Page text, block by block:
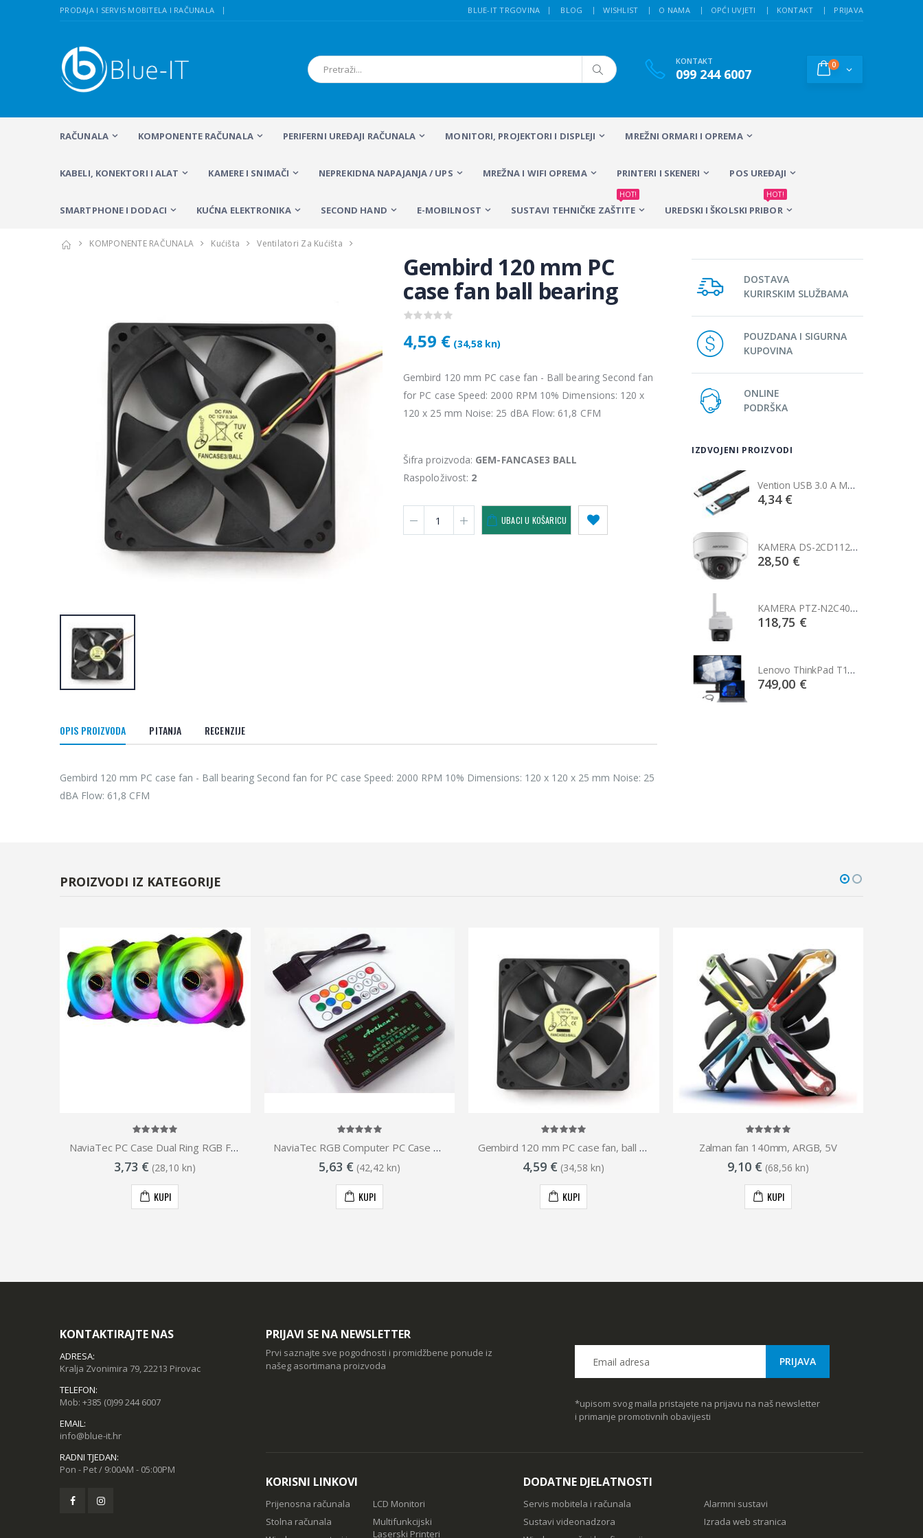
PRODAJA I SERVIS MOBITELA I RAČUNALA BLUE-IT TRGOVINA BLOG WISHLIST O NAMA OPĆI UVJETI KONTAKT PRIJAVA
KONTAKT
099 244 6007
0
RAČUNALA KOMPONENTE RAČUNALA PERIFERNI UREĐAJI RAČUNALA MONITORI, PROJEKTORI I DISPLEJI MREŽNI ORMARI I OPREMA
KABELI, KONEKTORI I ALAT KAMERE I SNIMAČI NEPREKIDNA NAPAJANJA / UPS MREŽNA I WIFI OPREMA PRINTERI I SKENERI POS UREĐAJI
SMARTPHONE I DODACI KUĆNA ELEKTRONIKA SECOND HAND E-MOBILNOST SUSTAVI TEHNIČKE ZAŠTITE
HOT!
UREDSKI I ŠKOLSKI PRIBOR
HOT!
KOMPONENTE RAČUNALA Kućišta Ventilatori Za Kućišta
Gembird 120 mm PC
case fan ball bearing
4,59 € (34,58 kn)
Gembird 120 mm PC case fan - Ball bearing Second fan
for PC case Speed: 2000 RPM 10% Dimensions: 120 x
120 x 25 mm Noise: 25 dBA Flow: 61,8 CFM
Šifra proizvoda: GEM-FANCASE3 BALL
Raspoloživost: 2
UBACI U KOŠARICU
OPIS PROIZVODA PITANJA RECENZIJE
Gembird 120 mm PC case fan - Ball bearing Second fan for PC case Speed: 2000 RPM 10% Dimensions: 120 x 120 x 25 mm Noise: 25
dBA Flow: 61,8 CFM
DOSTAVA
KURIRSKIM SLUŽBAMA
POUZDANA I SIGURNA
KUPOVINA
ONLINE
PODRŠKA
IZDVOJENI PROIZVODI
Vention USB 3.0 A Male to C Male Cable 1M Black
4,34 €
KAMERA DS-2CD1121-I(2.8mm)
28,50 €
KAMERA PTZ-N2C400I-W (2.8mm)
118,75 €
Lenovo ThinkPad T14s Gen2 i5-1145G7, 16GB, 256GB SSD + 24' 2k USB-C
749,00 €
PROIZVODI IZ KATEGORIJE
NaviaTec PC Case Dual Ring RGB Fan 12V 6pin power connector, 120mm
3,73 € (28,10 kn)
KUPI
NaviaTec RGB Computer PC Case Fan Controller with Remote Control
5,63 € (42,42 kn)
KUPI
Gembird 120 mm PC case fan, ball bearing
4,59 € (34,58 kn)
KUPI
Zalman fan 140mm, ARGB, 5V
9,10 € (68,56 kn)
KUPI
KONTAKTIRAJTE NAS
ADRESA:
Kralja Zvonimira 79, 22213 Pirovac
TELEFON:
Mob: +385 (0)99 244 6007
EMAIL:
info@blue-it.hr
RADNI TJEDAN:
Pon - Pet / 9:00AM - 05:00PM
PRIJAVI SE NA NEWSLETTER
Prvi saznajte sve pogodnosti i promidžbene ponude iz
našeg asortimana proizvoda
*upisom svog maila pristajete na prijavu na naš newsletter
i primanje promotivnih obavijesti
KORISNI LINKOVI
Prijenosna računala
Stolna računala
LCD Monitori
Multifunkcijski
Laserski Printeri
DODATNE DJELATNOSTI
Servis mobitela i računala
Sustavi videonadzora
Alarmni sustavi
Izrada web stranica